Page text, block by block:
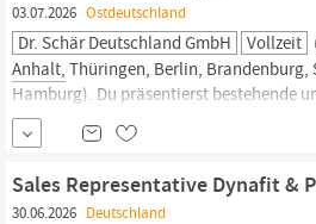
03.07.2026 Ostdeutschland
Dr. Schär Deutschland GmbH Vollzeit
Anhalt, Thüringen, Berlin, Brandenburg,
Hamburg). Du präsentierst bestehende
erstellst Berichte über getätigte Besuche
Systems. Du organisierst
besondere Kundenveranstaltungen und
besuchst...
Sales Representative Dynafit &
30.06.2026 Deutschland